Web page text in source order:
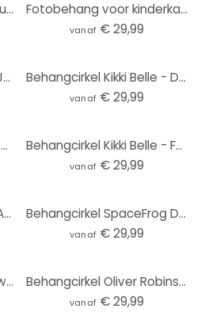
Minimalistische boom in rustig landschap | natuur Fotobehang - Meel - rond - vliesbehang/zelfklevend Fotobehang voor kinderkamer - Onderwateravontuur met zeedieren - Oliver Robins - Rond - vliesbehang/
vanaf € 29,99
Behangcirkel Kikki Belle - Jungle Cats - vliesbehang/zelfklevend vliesbehang Behangcirkel Kikki Belle - Dino Avontuur - vliesbehang/zelfklevend vliesbehang
vanaf € 29,99
Behangcirkel Kvilis - Dierenvrienden in het Bos - vliesbehang/zelfklevend vliesbehang
Behangcirkel Kikki Belle - Forest Fun - vliesbehang/zelfklevend vliesbehang
vanaf € 29,99
Behangcirkel Kikki Belle - Animals around the World - vliesbehang/zelfklevend vliesbehang Behangcirkel SpaceFrog Designs - Gouden Sterren - vliesbehang/zelfklevend vliesbehang
vanaf € 29,99
Fotobehang met 3D ontwerp - Abstracte ringen beige - Grande - Rond - vliesbehang/zelfklevend vliesbe Behangcirkel Oliver Robins - Ark van Noach - vliesbehang/zelfklevend vliesbehang
vanaf € 29,99